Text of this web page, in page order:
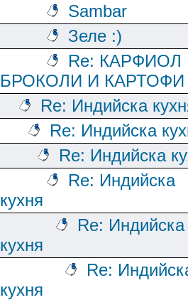
Sambar
Зеле :)
Re: КАРФИОЛ
БРОКОЛИ И КАРТОФИ
Re: Индийска
Re: Индийска
Re: Индийска
Re: Индийска
кухня
Re: Индийска
кухня
Re:
кухня